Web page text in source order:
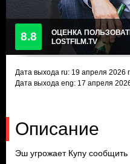
8.8
ОЦЕНКА
LOSTFILM.TV
Дата выхода ru: 19 апреля 2026
Дата выхода eng: 17 апреля
Описание
Эш угрожает Купу сообщить